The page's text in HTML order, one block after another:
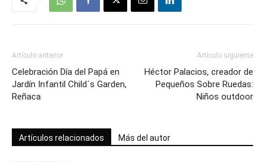
Artículo anterior
Celebración Día del Papá en
Jardín Infantil Child´s Garden,
Reñaca
Artículo siguiente
Héctor Palacios, creador de
Pequeños Sobre Ruedas:
Niños outdoor
Artículos relacionados Más del autor